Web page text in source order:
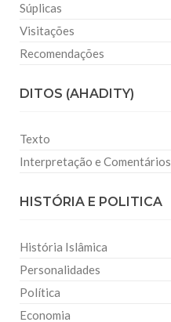
Súplicas
Visitações
Recomendações
DITOS (AHADITY)
Texto
Interpretação e Comentários
HISTÓRIA E POLITICA
História Islâmica
Personalidades
Política
Economia